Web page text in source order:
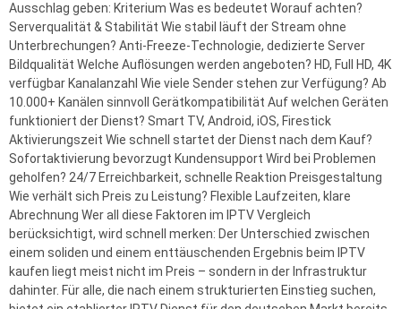
Ausschlag geben: Kriterium Was es bedeutet Worauf achten?
Serverqualität & Stabilität Wie stabil läuft der Stream ohne
Unterbrechungen? Anti-Freeze-Technologie, dedizierte Server
Bildqualität Welche Auflösungen werden angeboten? HD, Full HD, 4K
verfügbar Kanalanzahl Wie viele Sender stehen zur Verfügung? Ab
10.000+ Kanälen sinnvoll Gerätkompatibilität Auf welchen Geräten
funktioniert der Dienst? Smart TV, Android, iOS, Firestick
Aktivierungszeit Wie schnell startet der Dienst nach dem Kauf?
Sofortaktivierung bevorzugt Kundensupport Wird bei Problemen
geholfen? 24/7 Erreichbarkeit, schnelle Reaktion Preisgestaltung
Wie verhält sich Preis zu Leistung? Flexible Laufzeiten, klare
Abrechnung Wer all diese Faktoren im IPTV Vergleich
berücksichtigt, wird schnell merken: Der Unterschied zwischen
einem soliden und einem enttäuschenden Ergebnis beim IPTV
kaufen liegt meist nicht im Preis – sondern in der Infrastruktur
dahinter. Für alle, die nach einem strukturierten Einstieg suchen,